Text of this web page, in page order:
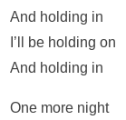
And holding in
I’ll be holding on
And holding in
One more night